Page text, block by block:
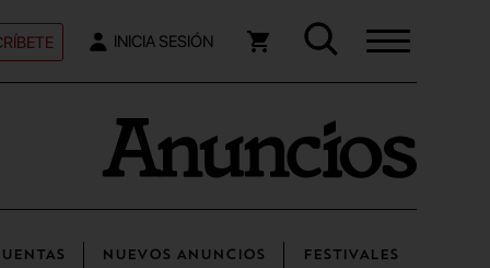
INICIA SESIÓN
NUEVOS ANUNCIOS FESTIVALES